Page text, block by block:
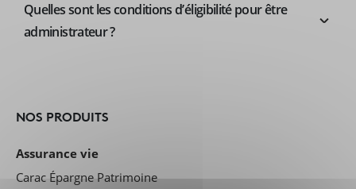
Quelles sont les conditions d’éligibilité pour être
administrateur ?
NOS PRODUITS
Assurance vie
Carac Épargne Patrimoine